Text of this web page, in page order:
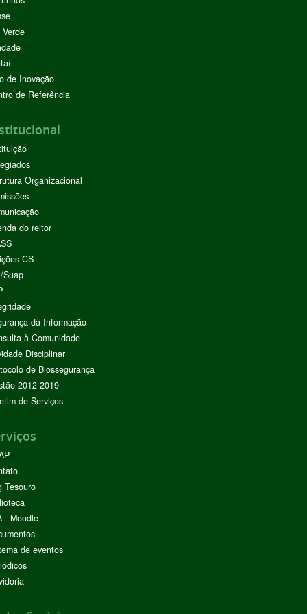
de Inovação
de Referência
Organizacional
do reitor
CS
Suap
da Informação
à Comunidade
Disciplinar
de Biossegurança
2012-2019
de Serviços
Tesouro
- Moodle
de eventos